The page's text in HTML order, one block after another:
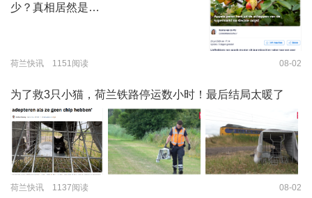
少？真相居然是…
荷兰快讯 1151阅读 08-02
为了救3只小猫，荷兰铁路停运数小时！最后结局太暖了
荷兰快讯 1137阅读 08-02